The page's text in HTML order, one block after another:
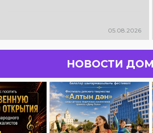
05.08.2026
НОВОСТИ